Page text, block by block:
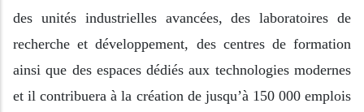
des unités industrielles avancées, des laboratoires de
recherche et développement, des centres de formation
ainsi que des espaces dédiés aux technologies modernes
et il contribuera à la création de jusqu’à 150 000 emplois